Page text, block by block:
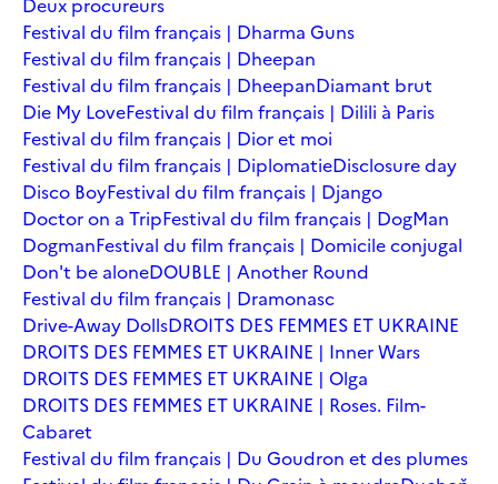
Festival du film français | Dharma Guns
Festival du film français | Dheepan
Festival du film français | DheepanDiamant brut
Die My LoveFestival du film français | Dilili à Paris
Festival du film français | Dior et moi
Festival du film français | DiplomatieDisclosure day
Disco BoyFestival du film français | Django
Doctor on a TripFestival du film français | DogMan
DogmanFestival du film français | Domicile conjugal
Don't be aloneDOUBLE | Another Round
Festival du film français | Dramonasc
Drive-Away DollsDROITS DES FEMMES ET UKRAINE
DROITS DES FEMMES ET UKRAINE | Inner Wars
DROITS DES FEMMES ET UKRAINE | Olga
DROITS DES FEMMES ET UKRAINE | Roses. Film-
Cabaret
Festival du film français | Du Goudron et des plumes